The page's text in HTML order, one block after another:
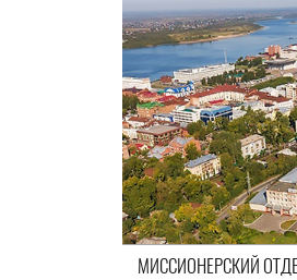
МИССИОНЕРСКИЙ